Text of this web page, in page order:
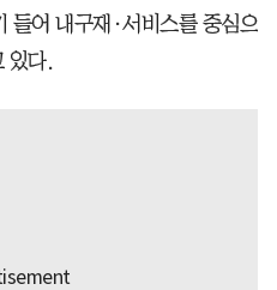
들어 내구재·서비스를 중심으
있다.